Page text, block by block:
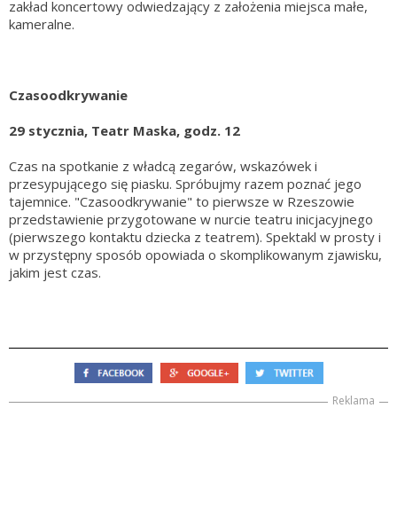
zakład koncertowy odwiedzający z założenia miejsca małe,
kameralne.
Czasoodkrywanie
29 stycznia, Teatr Maska, godz. 12
Czas na spotkanie z władcą zegarów, wskazówek i
przesypującego się piasku. Spróbujmy razem poznać jego
tajemnice. "Czasoodkrywanie" to pierwsze w Rzeszowie
przedstawienie przygotowane w nurcie teatru inicjacyjnego
(pierwszego kontaktu dziecka z teatrem). Spektakl w prosty i
w przystępny sposób opowiada o skomplikowanym zjawisku,
jakim jest czas.
Reklama